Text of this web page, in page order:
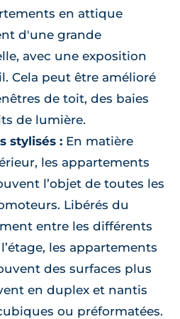
en attique
d'une grande
avec une exposition
Cela peut être amélioré
de toit, des baies
de lumière.
stylisés : En matière
les appartements
l’objet de toutes les
Libérés du
entre les différents
les appartements
des surfaces plus
en duplex et nantis
ou préformatées.